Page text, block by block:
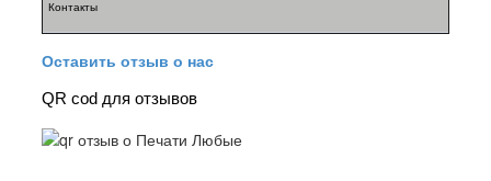
Контакты
Оставить отзыв о нас
QR cod для отзывов